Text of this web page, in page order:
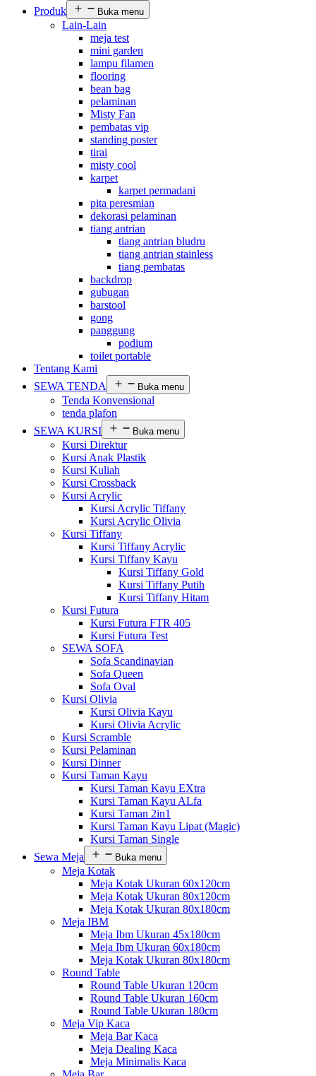
Produk
Buka menu
Lain-Lain
meja test
mini garden
lampu filamen
flooring
bean bag
pelaminan
Misty Fan
pembatas vip
standing poster
tirai
misty cool
karpet
karpet permadani
pita peresmian
dekorasi pelaminan
tiang antrian
tiang antrian bludru
tiang antrian stainless
tiang pembatas
backdrop
gubugan
barstool
gong
panggung
podium
toilet portable
Tentang Kami
SEWA TENDA
Buka menu
Tenda Konvensional
tenda plafon
SEWA KURSI
Buka menu
Kursi Direktur
Kursi Anak Plastik
Kursi Kuliah
Kursi Crossback
Kursi Acrylic
Kursi Acrylic Tiffany
Kursi Acrylic Olivia
Kursi Tiffany
Kursi Tiffany Acrylic
Kursi Tiffany Kayu
Kursi Tiffany Gold
Kursi Tiffany Putih
Kursi Tiffany Hitam
Kursi Futura
Kursi Futura FTR 405
Kursi Futura Test
SEWA SOFA
Sofa Scandinavian
Sofa Queen
Sofa Oval
Kursi Olivia
Kursi Olivia Kayu
Kursi Olivia Acrylic
Kursi Scramble
Kursi Pelaminan
Kursi Dinner
Kursi Taman Kayu
Kursi Taman Kayu EXtra
Kursi Taman Kayu ALfa
Kursi Taman 2in1
Kursi Taman Kayu Lipat (Magic)
Kursi Taman Single
Sewa Meja
Buka menu
Meja Kotak
Meja Kotak Ukuran 60x120cm
Meja Kotak Ukuran 80x120cm
Meja Kotak Ukuran 80x180cm
Meja IBM
Meja Ibm Ukuran 45x180cm
Meja Ibm Ukuran 60x180cm
Meja Kotak Ukuran 80x180cm
Round Table
Round Table Ukuran 120cm
Round Table Ukuran 160cm
Round Table Ukuran 180cm
Meja Vip Kaca
Meja Bar Kaca
Meja Dealing Kaca
Meja Minimalis Kaca